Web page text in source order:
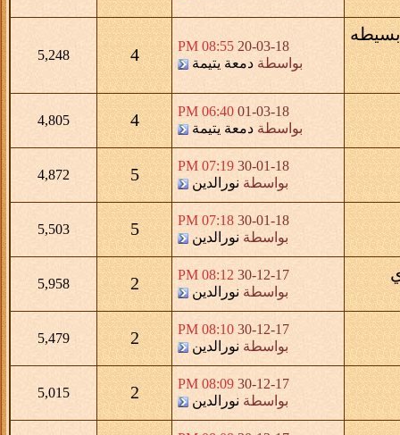
20-03-18
08:55 PM
بواسطة دمعة يتيمة 4
5,248
01-03-18
06:40 PM
بواسطة دمعة يتيمة 4
4,805
30-01-18
07:19 PM
بواسطة نورالدين 5
4,872
30-01-18
07:18 PM
بواسطة نورالدين 5
5,503
30-12-17
08:12 PM
بواسطة نورالدين 2
5,958
30-12-17
08:10 PM
بواسطة نورالدين 2
5,479
30-12-17
08:09 PM
بواسطة نورالدين 2
5,015